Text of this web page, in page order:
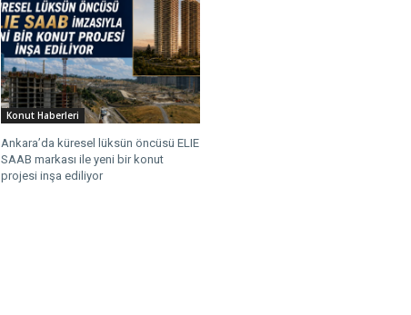
Konut Haberleri
Ankara’da küresel lüksün öncüsü ELIE
SAAB markası ile yeni bir konut
projesi inşa ediliyor